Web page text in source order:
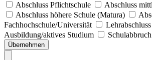
Abschluss Pflichtschule
Abschluss
Abschluss höhere Schule (Matura)
Fachhochschule/Universität
Lehrabschluss
Ausbildung/aktives Studium
Übernehmen